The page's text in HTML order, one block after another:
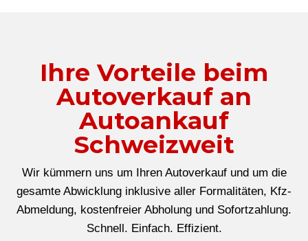
Ihre Vorteile beim
Autoverkauf an
Autoankauf
Schweizweit
Wir kümmern uns um Ihren Autoverkauf und um die
gesamte Abwicklung inklusive aller Formalitäten, Kfz-
Abmeldung, kostenfreier Abholung und Sofortzahlung.
Schnell. Einfach. Effizient.